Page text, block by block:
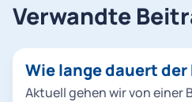
Verwandte
Wie lange dauert der
Aktuell gehen wir von einer